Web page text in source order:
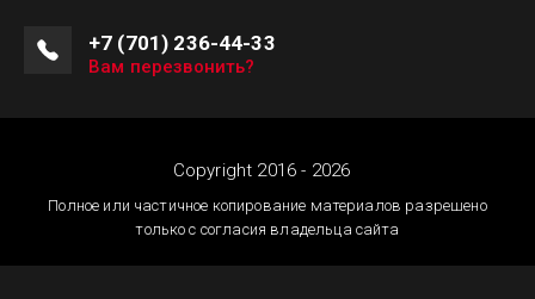
+7 (701) 236-44-33
Вам перезвонить?
Copyright 2016 - 2026
Полное или частичное копирование материалов разрешено
только с согласия владельца сайта